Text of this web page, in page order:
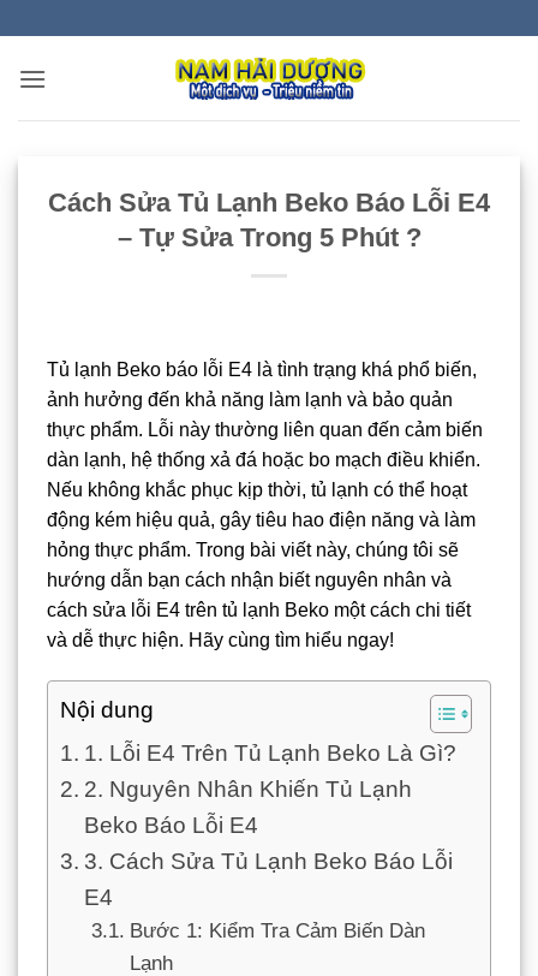
nội
Cách Sửa Tủ Lạnh Beko Báo Lỗi E4
– Tự Sửa Trong 5 Phút ?
Tủ lạnh Beko báo lỗi E4 là tình trạng khá phổ biến,
ảnh hưởng đến khả năng làm lạnh và bảo quản
thực phẩm. Lỗi này thường liên quan đến cảm biến
dàn lạnh, hệ thống xả đá hoặc bo mạch điều khiển.
Nếu không khắc phục kịp thời, tủ lạnh có thể hoạt
động kém hiệu quả, gây tiêu hao điện năng và làm
hỏng thực phẩm. Trong bài viết này, chúng tôi sẽ
hướng dẫn bạn cách nhận biết nguyên nhân và
cách sửa lỗi E4 trên tủ lạnh Beko một cách chi tiết
và dễ thực hiện. Hãy cùng tìm hiểu ngay!
Nội dung
1. Lỗi E4 Trên Tủ Lạnh Beko Là Gì?
2. Nguyên Nhân Khiến Tủ Lạnh
Beko Báo Lỗi E4
3. Cách Sửa Tủ Lạnh Beko Báo Lỗi
E4
Bước 1: Kiểm Tra Cảm Biến Dàn
Lạnh